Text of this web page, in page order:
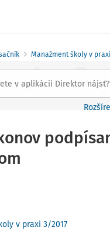
Manažment školy v praxi
v praxi 3/2017